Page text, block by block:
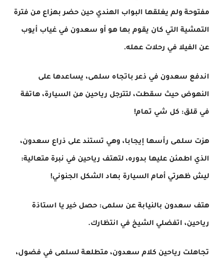
مفتوحة ولم يغلقها البواب الهندي حين حضر بهزاع من فترة
التمشية التي كان يقوم بها هو أو سعدون في غياب أيوب
عن الفيلا في رحلات عمله.
اندفع سعدون في ذعر باتجاه سلمى، يساعدها على
النهوض حيث سقطت، لتترجل رياحين من السيارة، هاتفة
في قلق: كل شي تمام!
هزت سلمى رأسها إيجابا، وهي تستند على ذراع سعدون،
الذي اطمئن عليها بدوره، لتهتف رياحين في نبرة متعالية:
ليش ظهرتي أمام السيارة بهاد الشكل الجنوني!
هتف سعدون بالنيابة عن سلمى: حصل خير يا استاذة
رياحين، اتفضلي الشيخ في انتظارك.
تجاهلت رياحين كلام سعدون، متطلعة لسلمى في فضول،